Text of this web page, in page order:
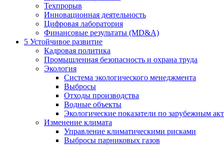
Техпрорыв
Инновационная деятельность
Цифровая лаборатория
Финансовые результаты (MD&A)
5 Устойчивое развитие
Кадровая политика
Промышленная безопасность и охрана труда
Экология
Система экологического менеджмента
Выбросы
Отходы производства
Водные объекты
Экологические показатели по зарубежным
Изменение климата
Управление климатическими рисками
Выбросы парниковых газов